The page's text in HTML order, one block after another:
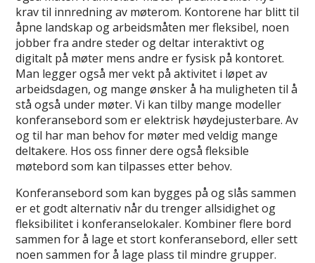
krav til innredning av møterom. Kontorene har blitt til
åpne landskap og arbeidsmåten mer fleksibel, noen
jobber fra andre steder og deltar interaktivt og
digitalt på møter mens andre er fysisk på kontoret.
Man legger også mer vekt på aktivitet i løpet av
arbeidsdagen, og mange ønsker å ha muligheten til å
stå også under møter. Vi kan tilby mange modeller
konferansebord som er elektrisk høydejusterbare. Av
og til har man behov for møter med veldig mange
deltakere. Hos oss finner dere også fleksible
møtebord som kan tilpasses etter behov.
Konferansebord som kan bygges på og slås sammen
er et godt alternativ når du trenger allsidighet og
fleksibilitet i konferanselokaler. Kombiner flere bord
sammen for å lage et stort konferansebord, eller sett
noen sammen for å lage plass til mindre grupper.